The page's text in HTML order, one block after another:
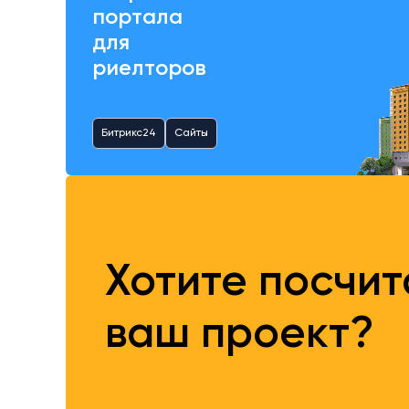
портала
для
риелторов
Битрикс24 Сайты
Хотите
ваш проект?